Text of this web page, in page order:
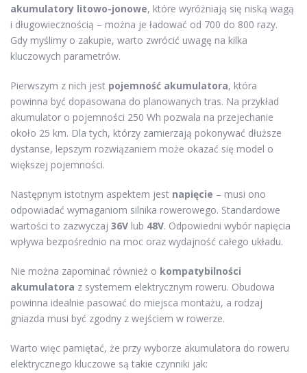
akumulatory litowo-jonowe, które wyróżniają się niską wagą
i długowiecznością – można je ładować od 700 do 800 razy.
Gdy myślimy o zakupie, warto zwrócić uwagę na kilka
kluczowych parametrów.
Pierwszym z nich jest pojemność akumulatora, która
powinna być dopasowana do planowanych tras. Na przykład
akumulator o pojemności 250 Wh pozwala na przejechanie
około 25 km. Dla tych, którzy zamierzają pokonywać dłuższe
dystanse, lepszym rozwiązaniem może okazać się model o
większej pojemności.
Następnym istotnym aspektem jest napięcie – musi ono
odpowiadać wymaganiom silnika rowerowego. Standardowe
wartości to zazwyczaj 36V lub 48V. Odpowiedni wybór napięcia
wpływa bezpośrednio na moc oraz wydajność całego układu.
Nie można zapominać również o kompatybilności
akumulatora z systemem elektrycznym roweru. Obudowa
powinna idealnie pasować do miejsca montażu, a rodzaj
gniazda musi być zgodny z wejściem w rowerze.
Warto więc pamiętać, że przy wyborze akumulatora do roweru
elektrycznego kluczowe są takie czynniki jak: